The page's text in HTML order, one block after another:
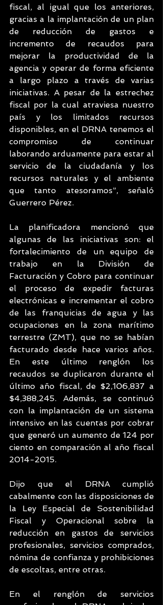
fiscal, al igual que los anteriores,
gracias a la implantación de un plan
de reducción de gastos e
incremento de recaudos para
mejorar la productividad de la
agencia y operar de forma eficiente
a largo plazo a través de varias
iniciativas. A pesar de la estrechez
fiscal por la cual atraviesa nuestro
país y los limitados recursos
disponibles, en el DRNA tenemos el
compromiso de continuar
laborando arduamente para estar al
servicio de la ciudadanía y los
recursos naturales y el ambiente
que tanto atesoramos”, señaló
Guerrero Pérez.
La planificadora mencionó que
algunas de las iniciativas son: el
fortalecimiento de un equipo de
trabajo en la División de
Facturación y Cobro para continuar
el proceso de expedir facturas
electrónicas e incrementar el cobro
de las franquicias de agua y las
ocupaciones en la zona marítimo
terrestre (ZMT), que no se habían
facturado desde hace varios años.
En este último renglón los
recaudos se duplicaron durante el
último año fiscal, de $2,106,837 a
$4,388,245. Además, se continuó
con la implantación de un sistema
intensivo en las cuentas por cobrar
que generó un aumento de 124 por
ciento en comparación al año fiscal
2014-2015.
Dijo que el DRNA cumplió
cabalmente con las disposiciones de
la Ley Especial de Sostenibilidad
Fiscal y Operacional sobre la
reducción en gastos de servicios
profesionales, servicios comprados,
nómina de confianza y prohibiciones
de escoltas, entre otras.
En el renglón de servicios